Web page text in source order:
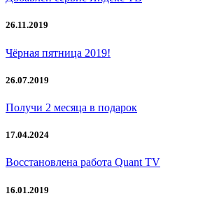
26.11.2019
Чёрная пятница 2019!
26.07.2019
Получи 2 месяца в подарок
17.04.2024
Восстановлена работа Quant TV
16.01.2019